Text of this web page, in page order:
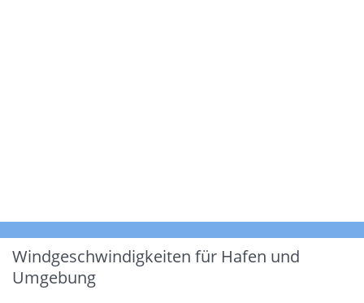
Windgeschwindigkeiten für Hafen und
Umgebung